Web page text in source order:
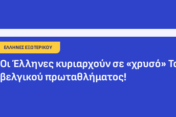
ΕΛΛΗΝΕΣ ΕΞΩΤΕΡΙΚΟΥ
Οι Έλληνες κυριαρχούν σε «χρυσό»
βελγικού πρωταθλήματος!